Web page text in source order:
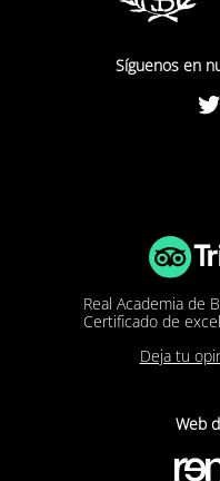
Síguenos en
Twitter
Real Academia de
Certificado de
Deja tu
Web